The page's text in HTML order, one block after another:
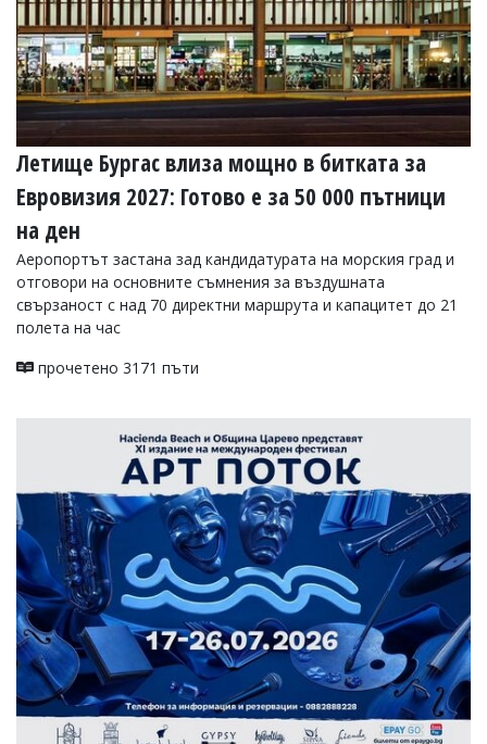
Летище Бургас влиза мощно в битката за
Евровизия 2027: Готово е за 50 000 пътници
на ден
Аеропортът застана зад кандидатурата на морския град и
отговори на основните съмнения за въздушната
свързаност с над 70 директни маршрута и капацитет до 21
полета на час
прочетено 3171 пъти